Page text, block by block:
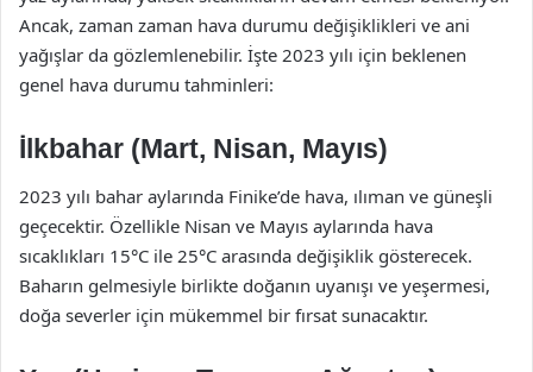
Ancak, zaman zaman hava durumu değişiklikleri ve ani
yağışlar da gözlemlenebilir. İşte 2023 yılı için beklenen
genel hava durumu tahminleri:
İlkbahar (Mart, Nisan, Mayıs)
2023 yılı bahar aylarında Finike’de hava, ılıman ve güneşli
geçecektir. Özellikle Nisan ve Mayıs aylarında hava
sıcaklıkları 15°C ile 25°C arasında değişiklik gösterecek.
Baharın gelmesiyle birlikte doğanın uyanışı ve yeşermesi,
doğa severler için mükemmel bir fırsat sunacaktır.